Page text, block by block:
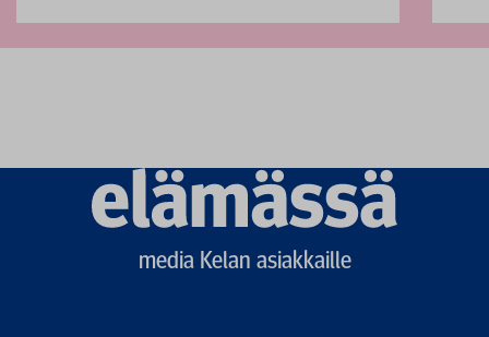
Elämässä
logo
media Kelan asiakkaille